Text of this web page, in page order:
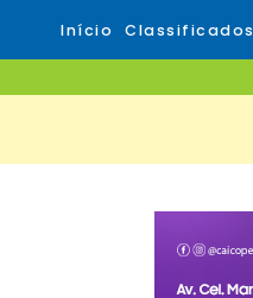
Início Classificados